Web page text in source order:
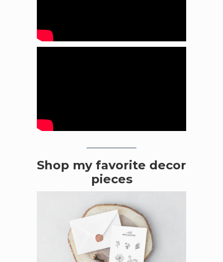
Shop my favorite decor
pieces